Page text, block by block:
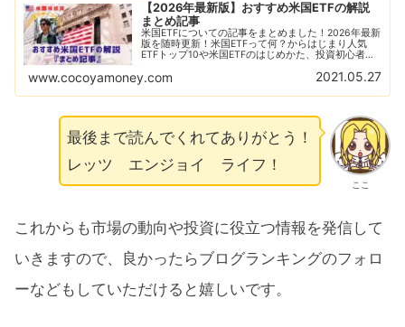
【2026年最新版】おすすめ米国ETFの解説
まとめ記事
米国ETFについての記事をまとめました！2026年最新
版を随時更新！米国ETFって何？からはじまり人気
ETFトップ10や米国ETFのはじめかた、投資初心者に
比較解説も随時更新！
www.cocoyamoney.com 2021.05.27
ここ
最後まで読んでくれてありがとう！
レッツ エンジョイ ライフ！
これからも市場の動向や投資に役立つ情報を発信して
いきますので、良かったらブログランキングのフォロ
ーなどもしていただけると嬉しいです。